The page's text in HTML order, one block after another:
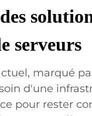
serveurs
marqué
d'une
pour rester